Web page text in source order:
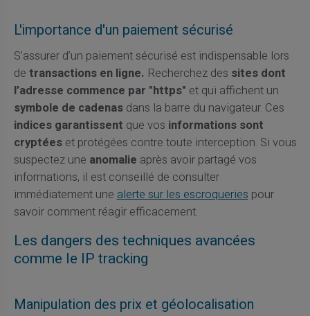
L'importance d'un paiement sécurisé
S’assurer d’un paiement sécurisé est indispensable lors
de transactions en ligne. Recherchez des sites dont
l’adresse commence par "https" et qui affichent un
symbole de cadenasdans la barre du navigateur. Ces
indices garantissent que vos informations sont
cryptéeset protégées contre toute interception. Si vous
suspectez une anomalie après avoir partagé vos
informations, il est conseillé de consulter
immédiatement unealerte sur les escroqueriespour
savoir comment réagir efficacement.
Les dangers des techniques avancées
comme le IP tracking
Manipulation des prix et géolocalisation